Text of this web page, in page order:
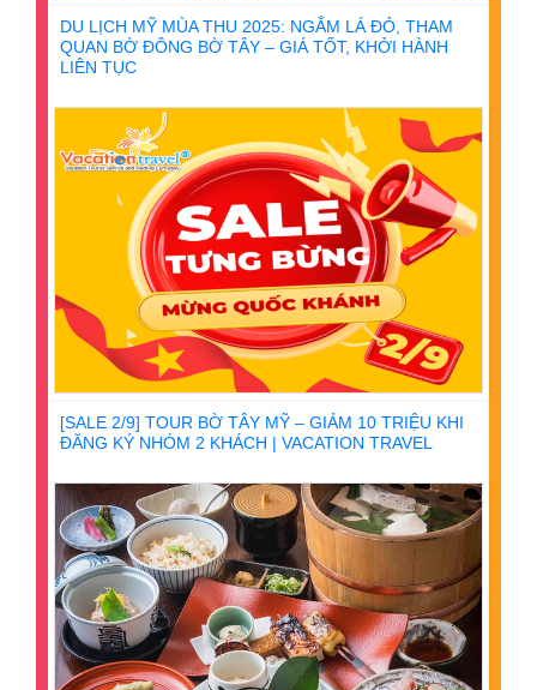
DU LỊCH MỸ MÙA THU 2025: NGẮM LÁ ĐỎ, THAM
QUAN BỜ ĐÔNG BỜ TÂY – GIÁ TỐT, KHỞI HÀNH
LIÊN TỤC
[SALE 2/9] TOUR BỜ TÂY MỸ – GIẢM 10 TRIỆU KHI
ĐĂNG KÝ NHÓM 2 KHÁCH | VACATION TRAVEL